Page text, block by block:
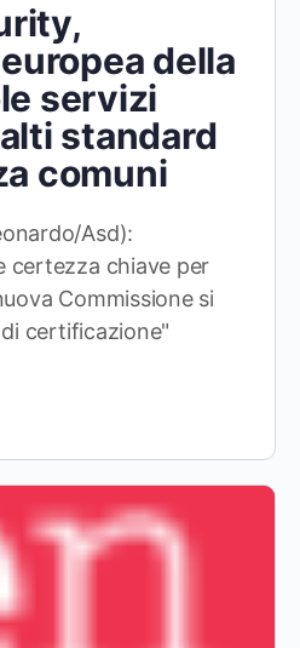
della
servizi
standard
comuni
Asd):
certezza chiave per
Commissione si
certificazione"